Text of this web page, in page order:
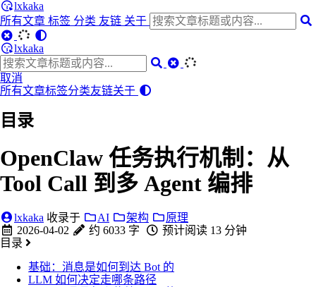
lxkaka
所有文章 标签 分类 友链 关于
lxkaka
取消
所有文章标签分类友链关于
目录
OpenClaw 任务执行机制：从
Tool Call 到多 Agent 编排
lxkaka 收录于 AI 架构
原理
2026-04-02
约 6033 字
预计阅读 13 分钟
目录
基础：消息是如何到达 Bot 的
LLM 如何决定走哪条路径